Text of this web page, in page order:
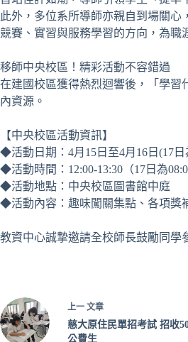
此外，多位系所導師亦親自到場關
競賽、實習與服務學習的方向，為職
移師中央校區！精彩活動不容錯過
在建國校區獲得熱烈迴響後，「學習
內資源。
【中央校區活動資訊】
◆活動日期：4月15日至4月16日(17
◆活動時間：12:00-13:30（17日為
◆活動地點：中央校區圖書館中庭
◆活動內容：趣味闖關集點、各項獎
教資中心誠摯邀請全校師長鼓勵同學
上一 文章
慈大原住民單招考試 招收
公費生